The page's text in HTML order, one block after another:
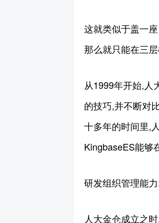
这就类似于盖一
那么就只能在三
从1999年开始,人
的技巧,并不断对
十多年的时间里,
KingbaseES能够
研发组织管理能
人大金仓成立之